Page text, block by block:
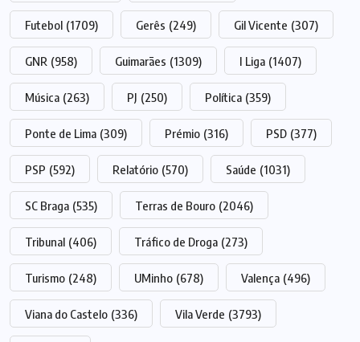
Futebol (1709) Gerês (249) Gil Vicente (307)
GNR (958) Guimarães (1309) I Liga (1407)
Música (263) PJ (250) Política (359)
Ponte de Lima (309) Prémio (316) PSD (377)
PSP (592) Relatório (570) Saúde (1031)
SC Braga (535) Terras de Bouro (2046)
Tribunal (406) Tráfico de Droga (273)
Turismo (248) UMinho (678) Valença (496)
Viana do Castelo (336) Vila Verde (3793)